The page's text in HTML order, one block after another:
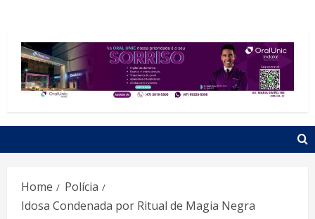
Home
Polícia
Idosa Condenada por Ritual de Magia Negra